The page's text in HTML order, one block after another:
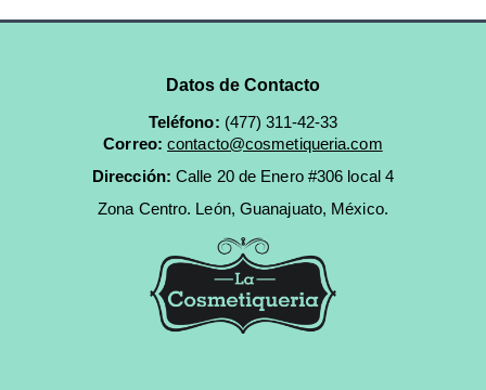
Datos de Contacto
Teléfono: (477) 311-42-33
Correo: contacto@cosmetiqueria.com
Dirección:Calle 20 de Enero #306 local 4
Zona Centro. León, Guanajuato, México.